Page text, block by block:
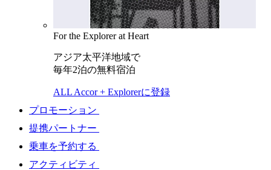
For the Explorer at Heart
アジア太平洋地域で
毎年2泊の無料宿泊
ALL Accor + Explorerに登録
プロモーション
提携パートナー
乗車を予約する
アクティビティ